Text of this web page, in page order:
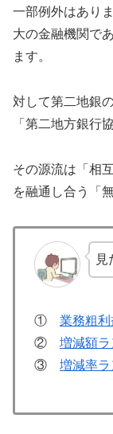
一部例外はあり
大の金融機関で
ます。
対して第二地銀
「第二地方銀行
その源流は「相
を融通し合う「
見
① 業務粗
② 増減額
③ 増減率